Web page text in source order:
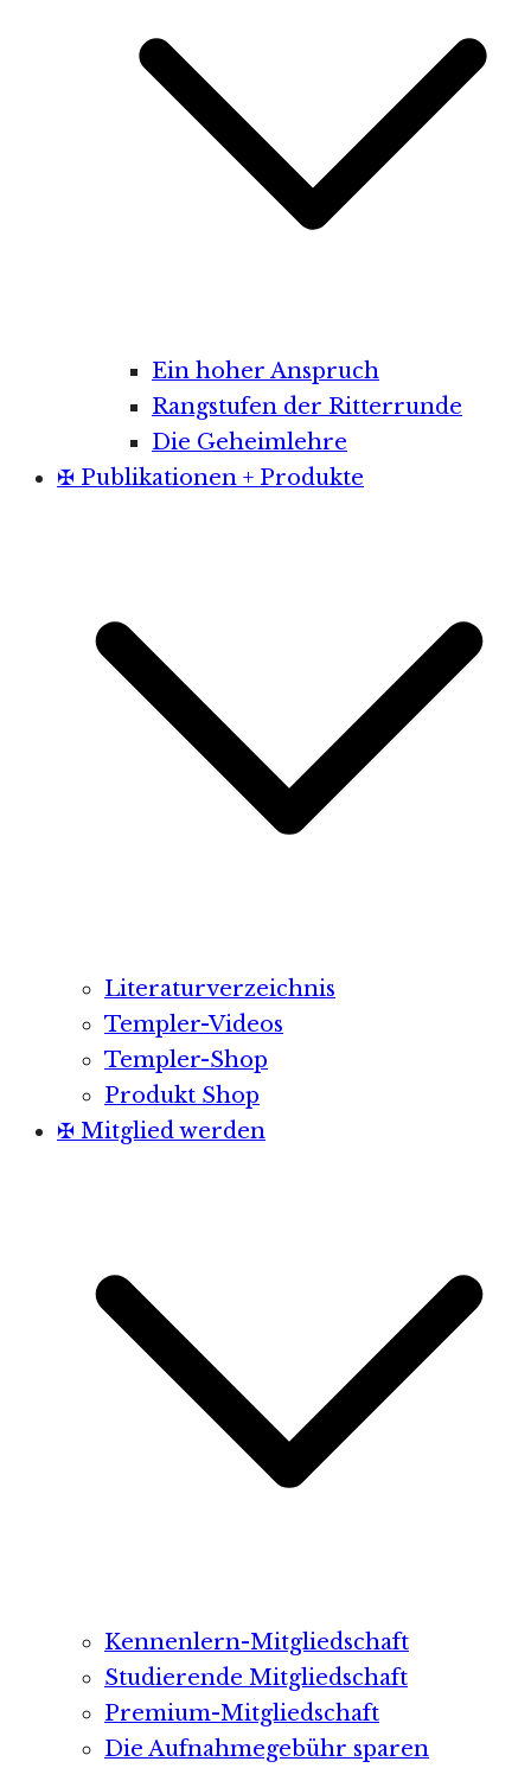
Ein hoher Anspruch
Rangstufen der Ritterrunde
Die Geheimlehre
✠ Publikationen + Produkte
Literaturverzeichnis
Templer-Videos
Templer-Shop
Produkt Shop
✠ Mitglied werden
Kennenlern-Mitgliedschaft
Studierende Mitgliedschaft
Premium-Mitgliedschaft
Die Aufnahmegebühr sparen